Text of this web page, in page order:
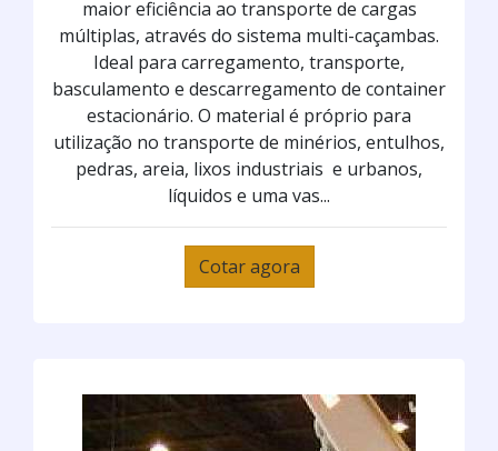
maior eficiência ao transporte de cargas
múltiplas, através do sistema multi-caçambas.
Ideal para carregamento, transporte,
basculamento e descarregamento de container
estacionário. O material é próprio para
utilização no transporte de minérios, entulhos,
pedras, areia, lixos industriais e urbanos,
líquidos e uma vas...
Cotar agora